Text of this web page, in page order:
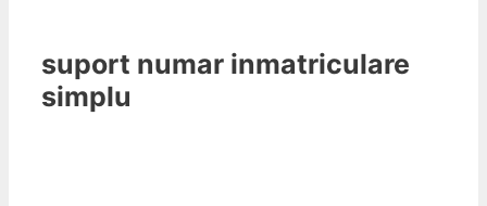
suport numar inmatriculare
simplu